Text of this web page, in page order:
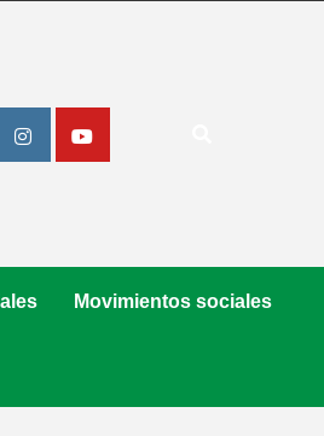
InstagramYoutube
Movimientos sociales